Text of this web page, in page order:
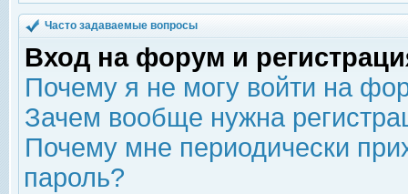
Часто задаваемые вопросы
Вход на форум и
Почему я не могу войти на
Зачем вообще нужна
Почему мне периодически
пароль?